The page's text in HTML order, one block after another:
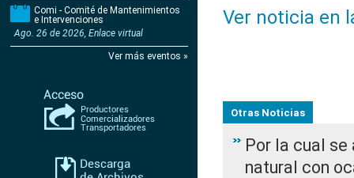
Comi - Comité de Mantenimientos
e Intervenciones
Ago. 26 de 2026, Enlace virtual
Ver más eventos »
Ver noticia en
Otras Noticias
Por la cual
natural con